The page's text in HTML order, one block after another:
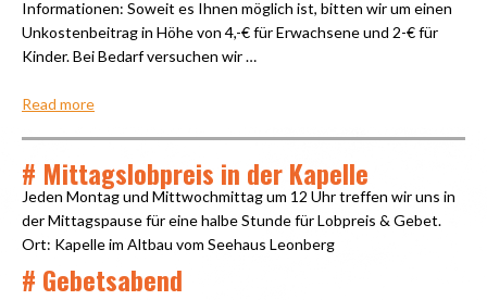
Informationen: Soweit es Ihnen möglich ist, bitten wir um einen
Unkostenbeitrag in Höhe von 4,-€ für Erwachsene und 2-€ für
Kinder. Bei Bedarf versuchen wir …
Read more
# Mittagslobpreis in der Kapelle
Jeden Montag und Mittwochmittag um 12 Uhr treffen wir uns in
der Mittagspause für eine halbe Stunde für Lobpreis & Gebet.
Ort: Kapelle im Altbau vom Seehaus Leonberg
# Gebetsabend